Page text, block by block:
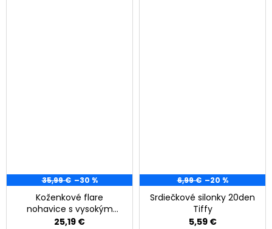
35,99 € –30 %
Koženkové flare
nohavice s vysokým
pásom
25,19 €
6,99 € –20 %
Srdiečkové silonky 20den
Tiffy
5,59 €